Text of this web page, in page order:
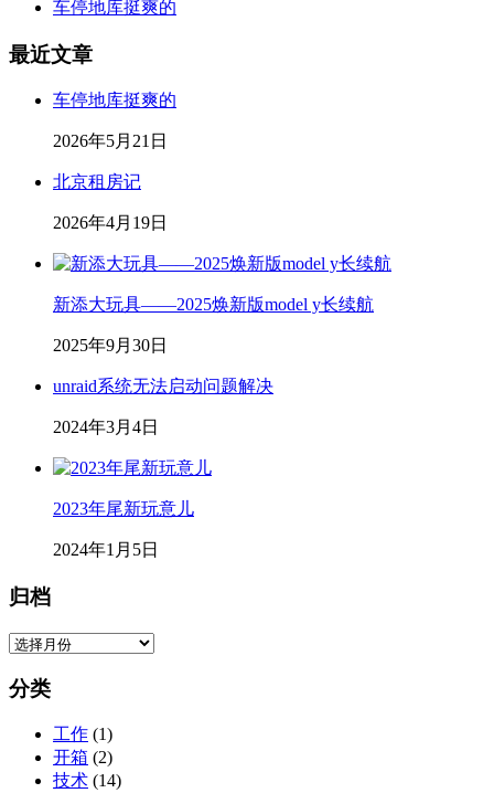
车停地库挺爽的
最近文章
车停地库挺爽的
2026年5月21日
北京租房记
2026年4月19日
新添大玩具——2025焕新版model y长续航
2025年9月30日
unraid系统无法启动问题解决
2024年3月4日
2023年尾新玩意儿
2024年1月5日
归档
归
分类
工作 (1)
开箱 (2)
技术 (14)